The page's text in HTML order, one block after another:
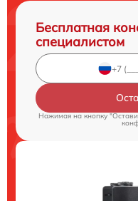
Бесплатная
специалистом
Нажимая на кнопку